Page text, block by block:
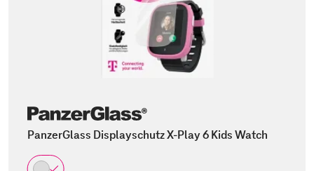
PanzerGlass Displayschutz X-Play 6 Kids Watch